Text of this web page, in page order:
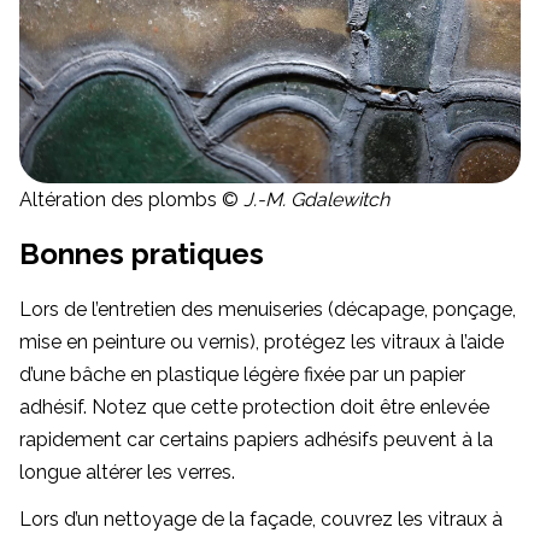
Altération des plombs © J.-M. Gdalewitch
Bonnes pratiques
Lors de l’entretien des menuiseries (décapage, ponçage,
mise en peinture ou vernis), protégez les vitraux à l’aide
d’une bâche en plastique légère fixée par un papier
adhésif. Notez que cette protection doit être enlevée
rapidement car certains papiers adhésifs peuvent à la
longue altérer les verres.
Lors d’un nettoyage de la façade, couvrez les vitraux à